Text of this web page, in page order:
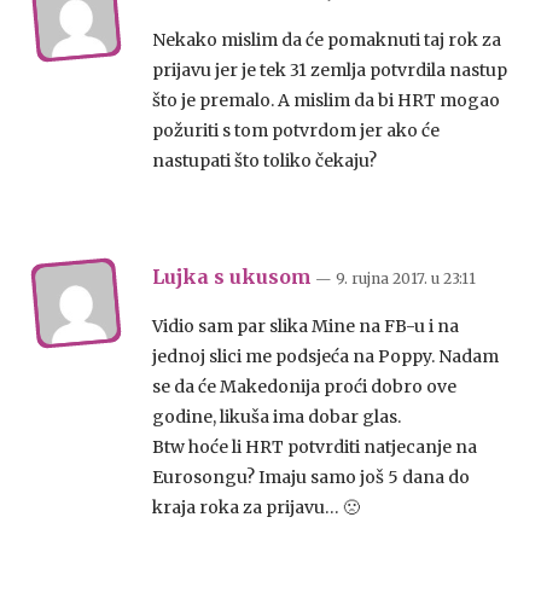
Nekako mislim da će pomaknuti taj rok za
prijavu jer je tek 31 zemlja potvrdila nastup
što je premalo. A mislim da bi HRT mogao
požuriti s tom potvrdom jer ako će
nastupati što toliko čekaju?
Lujka s ukusom — 9. rujna 2017. u 23:11
Vidio sam par slika Mine na FB-u i na
jednoj slici me podsjeća na Poppy. Nadam
se da će Makedonija proći dobro ove
godine, likuša ima dobar glas.
Btw hoće li HRT potvrditi natjecanje na
Eurosongu? Imaju samo još 5 dana do
kraja roka za prijavu… 🙁